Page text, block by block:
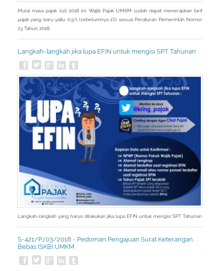
Mulai masa pajak Juli 2018 ini, Wajib Pajak UMKM sudah dapat menerapkan tarif
pajak yang baru yaitu 0,5% (sebelumnya 1%) sesuai Peraturan Pemerintah Nomor
23 Tahun 2018.
Langkah-langkah jika lupa EFIN untuk mengisi SPT Tahunan
Langkah-langkah yang harus dilakukan jika lupa EFIN untuk mengisi SPT Tahunan
S-421/PJ.03/2018 - Pedoman Pengajuan Surat Keterangan
Bebas (SKB) UMKM